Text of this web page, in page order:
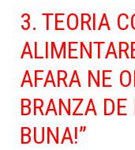
3. TEORIA
AFARA NE
BRANZA
BUNA!”